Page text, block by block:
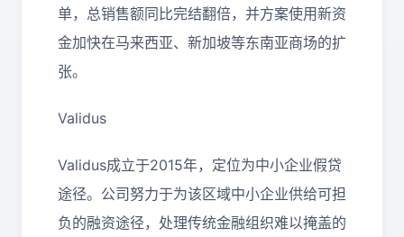
单，总销售额同比完结翻倍，并方案使用新资
金加快在马来西亚、新加坡等东南亚商场的扩
张。
Validus
Validus成立于2015年，定位为中小企业假贷
途径。公司努力于为该区域中小企业供给可担
负的融资途径，处理传统金融组织难以掩盖的